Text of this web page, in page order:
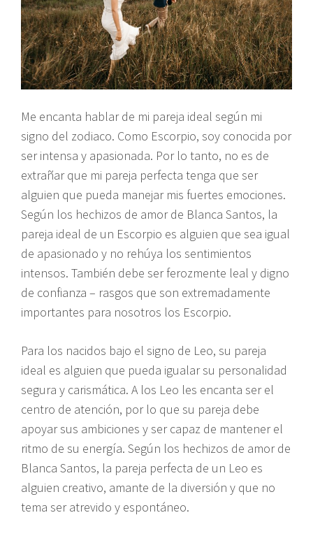
Me encanta hablar de mi pareja ideal según mi
signo del zodiaco. Como Escorpio, soy conocida por
ser intensa y apasionada. Por lo tanto, no es de
extrañar que mi pareja perfecta tenga que ser
alguien que pueda manejar mis fuertes emociones.
Según los hechizos de amor de Blanca Santos, la
pareja ideal de un Escorpio es alguien que sea igual
de apasionado y no rehúya los sentimientos
intensos. También debe ser ferozmente leal y digno
de confianza – rasgos que son extremadamente
importantes para nosotros los Escorpio.
Para los nacidos bajo el signo de Leo, su pareja
ideal es alguien que pueda igualar su personalidad
segura y carismática. A los Leo les encanta ser el
centro de atención, por lo que su pareja debe
apoyar sus ambiciones y ser capaz de mantener el
ritmo de su energía. Según los hechizos de amor de
Blanca Santos, la pareja perfecta de un Leo es
alguien creativo, amante de la diversión y que no
tema ser atrevido y espontáneo.